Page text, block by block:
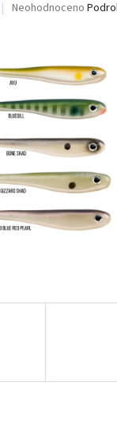
Nafukovací čluny a Belly
Průměrné
0,0
z
5
hvězdiček.
Neohodnoceno